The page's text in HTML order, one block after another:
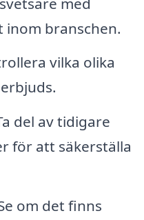
branschen.
vilka olika
del av tidigare
för att säkerställa
om det finns